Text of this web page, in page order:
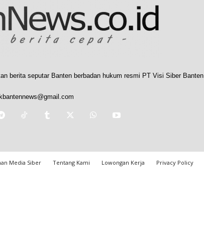
berita seputar Banten berbadan hukum resmi PT Visi Siber Banten
Media Siber Tentang Kami Lowongan Kerja Privacy Policy